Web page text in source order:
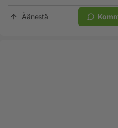
Äänestä